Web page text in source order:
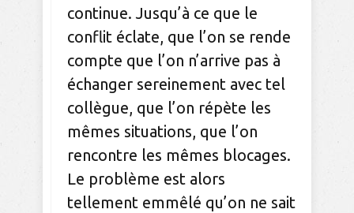
continue. Jusqu’à ce que le
conflit éclate, que l’on se rende
compte que l’on n’arrive pas à
échanger sereinement avec tel
collègue, que l’on répète les
mêmes situations, que l’on
rencontre les mêmes blocages.
Le problème est alors
tellement emmêlé qu’on ne sait